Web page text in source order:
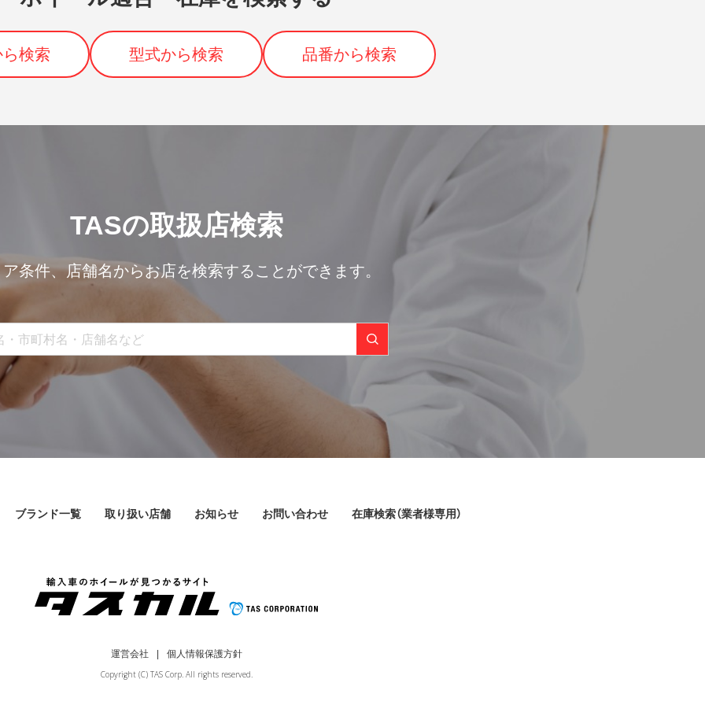
検索 型式から検索 品番から検索
TASの取扱店検索
条件、店舗名からお店を検索することができます。
ブランド一覧 取り扱い店舗 お知らせ お問い合わせ 在庫検索（業者様専用）
運営会社
個人情報保護方針
Copyright (C) TAS Corp. All rights reserved.